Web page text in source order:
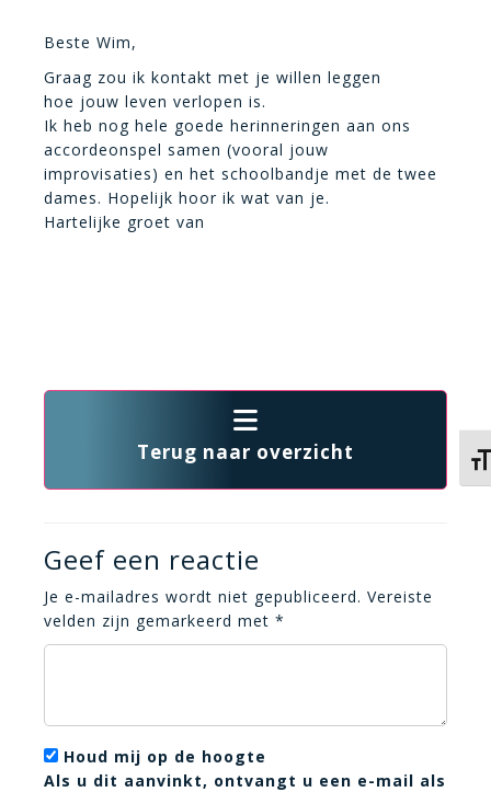
Beste Wim,
Graag zou ik kontakt met je willen leggen
hoe jouw leven verlopen is.
Ik heb nog hele goede herinneringen aan ons
accordeonspel samen (vooral jouw
improvisaties) en het schoolbandje met de twee
dames. Hopelijk hoor ik wat van je.
Hartelijke groet van
Terug naar overzicht
Geef een reactie
Je e-mailadres wordt niet gepubliceerd. Vereiste
velden zijn gemarkeerd met *
Houd mij op de hoogte
Als u dit aanvinkt, ontvangt u een e-mail als